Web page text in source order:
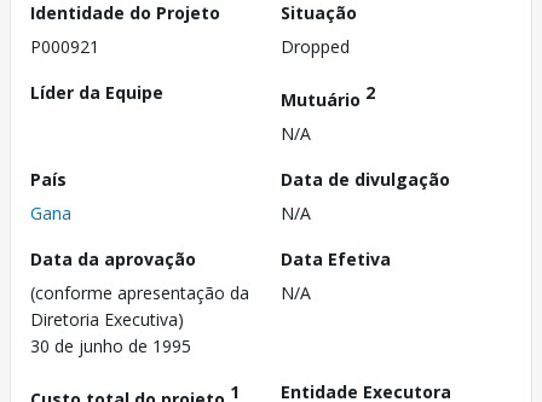
Identidade do Projeto
P000921
Situação
Dropped
Líder da Equipe
Mutuário 2
N/A
País
Gana
Data de divulgação
N/A
Data da aprovação
(conforme apresentação da
Diretoria Executiva)
30 de junho de 1995
Data Efetiva
N/A
1
Entidade Executora